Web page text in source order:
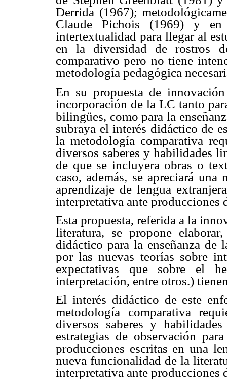
Derrida (1967);
Claude Pichois (1969) y
intertextualidad para llegar al
en la diversidad de rostros
comparativo pero no tiene
metodología pedagógica
En su propuesta de
incorporación de la LC tanto
bilingües, como para la
subraya el interés didáctico de
la metodología comparativa
diversos saberes y habilidades
de que se incluyera obras o
caso, además, se apreciará
aprendizaje de lengua
interpretativa ante
Esta propuesta, referida a la
literatura, se propone
didáctico para la enseñanza de
por las nuevas teorías sobre
expectativas que sobre el
interpretación, entre otros.)
El interés didáctico de este
metodología comparativa
diversos saberes y
estrategias de observación
producciones escritas en una
nueva funcionalidad de la
interpretativa ante